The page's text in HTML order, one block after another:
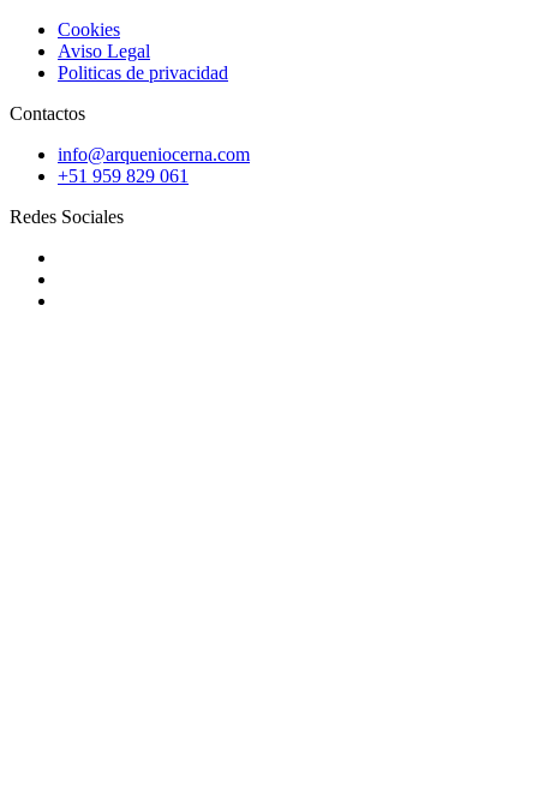
Cookies
Aviso Legal
Politicas de privacidad
Contactos
info@arqueniocerna.com
+51 959 829 061
Redes Sociales